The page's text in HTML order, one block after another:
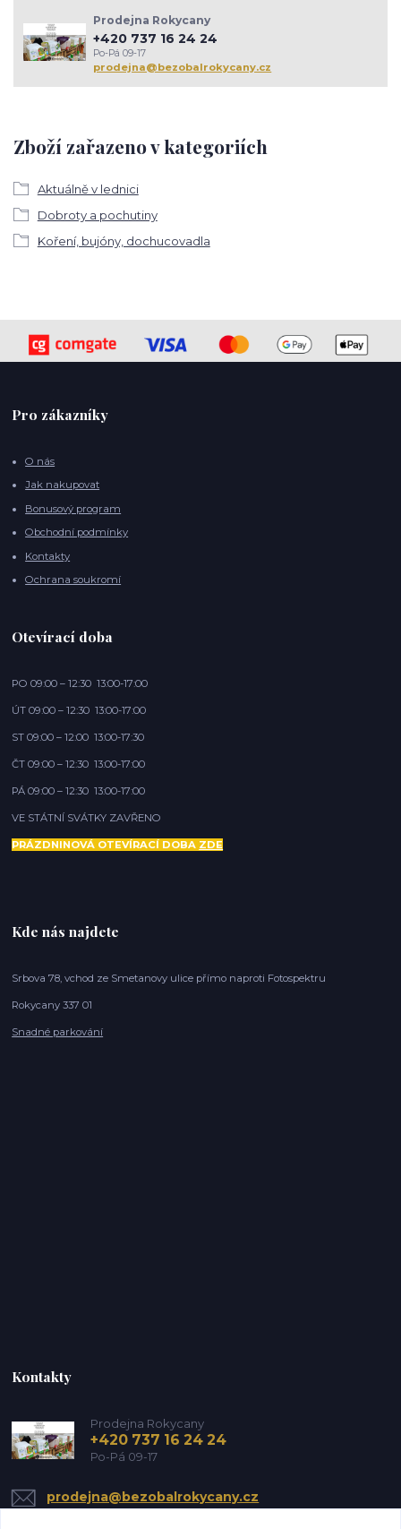
Zboží zařazeno v kategoriích
Aktuálně v lednici
Dobroty a pochutiny
Koření, bujóny, dochucovadla
Prodejna Rokycany
+420 737 16 24 24
Po-Pá 09-17
prodejna@bezobalrokycany.cz
Pro zákazníky
O nás
Jak nakupovat
Bonusový program
Obchodní podmínky
Kontakty
Ochrana soukromí
Otevírací doba
PO 09:00 – 12:30 13:00-17:00
ÚT 09:00 – 12:30 13:00-17:00
ST 09:00 – 12:00 13:00-17:30
ČT 09:00 – 12:30 13:00-17:00
PÁ 09:00 – 12:30 13:00-17:00
VE STÁTNÍ SVÁTKY ZAVŘENO
PRÁZDNINOVÁ OTEVÍRACÍ DOBA ZDE
Kde nás najdete
Srbova 78, vchod ze Smetanovy ulice přímo naproti Fotospektru
Rokycany 337 01
Snadné parkování
Kontakty
Prodejna Rokycany
+420 737 16 24 24
Po-Pá 09-17
prodejna@bezobalrokycany.cz